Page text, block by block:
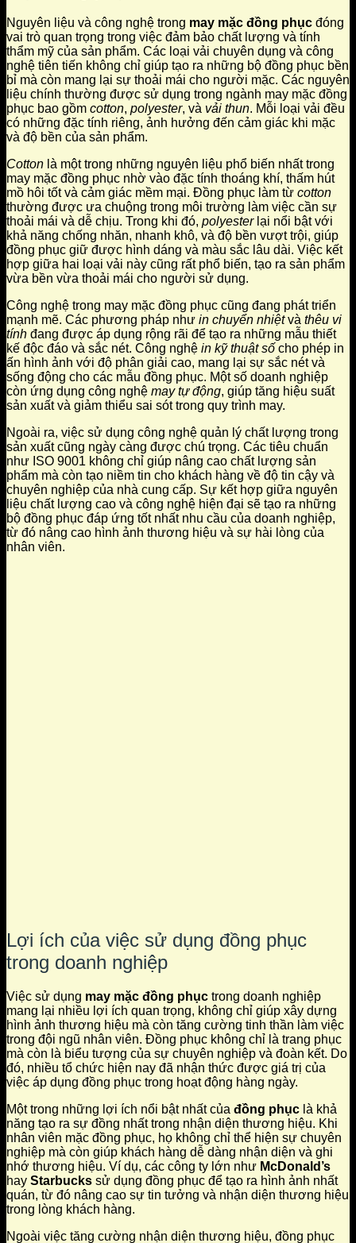
Nguyên liệu và công nghệ trong may mặc đồng phục đóng
vai trò quan trọng trong việc đảm bảo chất lượng và tính
thẩm mỹ của sản phẩm. Các loại vải chuyên dụng và công
nghệ tiên tiến không chỉ giúp tạo ra những bộ đồng phục bền
bỉ mà còn mang lại sự thoải mái cho người mặc. Các nguyên
liệu chính thường được sử dụng trong ngành may mặc đồng
phục bao gồm cotton, polyester, và vải thun. Mỗi loại vải đều
có những đặc tính riêng, ảnh hưởng đến cảm giác khi mặc
và độ bền của sản phẩm.
Cotton là một trong những nguyên liệu phổ biến nhất trong
may mặc đồng phục nhờ vào đặc tính thoáng khí, thấm hút
mồ hôi tốt và cảm giác mềm mại. Đồng phục làm từ cotton
thường được ưa chuộng trong môi trường làm việc cần sự
thoải mái và dễ chịu. Trong khi đó, polyesterlại nổi bật với
khả năng chống nhăn, nhanh khô, và độ bền vượt trội, giúp
đồng phục giữ được hình dáng và màu sắc lâu dài. Việc kết
hợp giữa hai loại vải này cũng rất phổ biến, tạo ra sản phẩm
vừa bền vừa thoải mái cho người sử dụng.
Công nghệ trong may mặc đồng phục cũng đang phát triển
mạnh mẽ. Các phương pháp như in chuyển nhiệtvà thêu vi
tính đang được áp dụng rộng rãi để tạo ra những mẫu thiết
kế độc đáo và sắc nét. Công nghệ in kỹ thuật số cho phép in
ấn hình ảnh với độ phân giải cao, mang lại sự sắc nét và
sống động cho các mẫu đồng phục. Một số doanh nghiệp
còn ứng dụng công nghệ may tự động, giúp tăng hiệu suất
sản xuất và giảm thiểu sai sót trong quy trình may.
Ngoài ra, việc sử dụng công nghệ quản lý chất lượng trong
sản xuất cũng ngày càng được chú trọng. Các tiêu chuẩn
như ISO 9001 không chỉ giúp nâng cao chất lượng sản
phẩm mà còn tạo niềm tin cho khách hàng về độ tin cậy và
chuyên nghiệp của nhà cung cấp. Sự kết hợp giữa nguyên
liệu chất lượng cao và công nghệ hiện đại sẽ tạo ra những
bộ đồng phục đáp ứng tốt nhất nhu cầu của doanh nghiệp,
từ đó nâng cao hình ảnh thương hiệu và sự hài lòng của
nhân viên.
Lợi ích của việc sử dụng đồng phục
trong doanh nghiệp
Việc sử dụng may mặc đồng phục trong doanh nghiệp
mang lại nhiều lợi ích quan trọng, không chỉ giúp xây dựng
hình ảnh thương hiệu mà còn tăng cường tinh thần làm việc
trong đội ngũ nhân viên. Đồng phục không chỉ là trang phục
mà còn là biểu tượng của sự chuyên nghiệp và đoàn kết. Do
đó, nhiều tổ chức hiện nay đã nhận thức được giá trị của
việc áp dụng đồng phục trong hoạt động hàng ngày.
Một trong những lợi ích nổi bật nhất của đồng phục là khả
năng tạo ra sự đồng nhất trong nhận diện thương hiệu. Khi
nhân viên mặc đồng phục, họ không chỉ thể hiện sự chuyên
nghiệp mà còn giúp khách hàng dễ dàng nhận diện và ghi
nhớ thương hiệu. Ví dụ, các công ty lớn như McDonald’s
hay Starbucks sử dụng đồng phục để tạo ra hình ảnh nhất
quán, từ đó nâng cao sự tin tưởng và nhận diện thương hiệu
trong lòng khách hàng.
Ngoài việc tăng cường nhận diện thương hiệu, đồng phục